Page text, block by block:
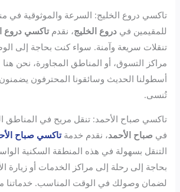
تاكسي دروع الخليج: السرعة والموثوقية في
للمقيمين فيدروع الخليج، نقدمتاكسي دروع
تنقلات سريعة وآمنة. سواء كنت بحاجة إلى
مراكز التسوق، أو المناطق المجاورة، نحن هنا
أسطولنا الحديث وسائقونا المحترفون يضمنون
تُنسى.
تاكسي صباح الأحمد: تنقل مريح في المناطق
في صباح الأحمد، نقدم خدمةتاكسي صباح
التنقل بسهولة في هذه المنطقة السكنية
بحاجة إلى رحلة إلى مراكز الخدمات أو زيارة
لضمان وصولك في الوقت المناسب. خدماتنا